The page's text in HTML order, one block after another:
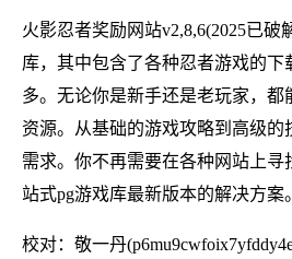
火影忍者奖励网站v2,8,6(2025已破
库，其中包含了各种忍者游戏的下
多。无论你是新手还是老玩家，都
资源。从基础的游戏攻略到高级的
需求。你不再需要在各种网站上
站式pg游戏库最新版本的解决方案。
校对：敬一丹